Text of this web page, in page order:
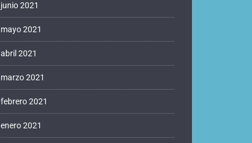
junio 2021
mayo 2021
abril 2021
marzo 2021
febrero 2021
enero 2021